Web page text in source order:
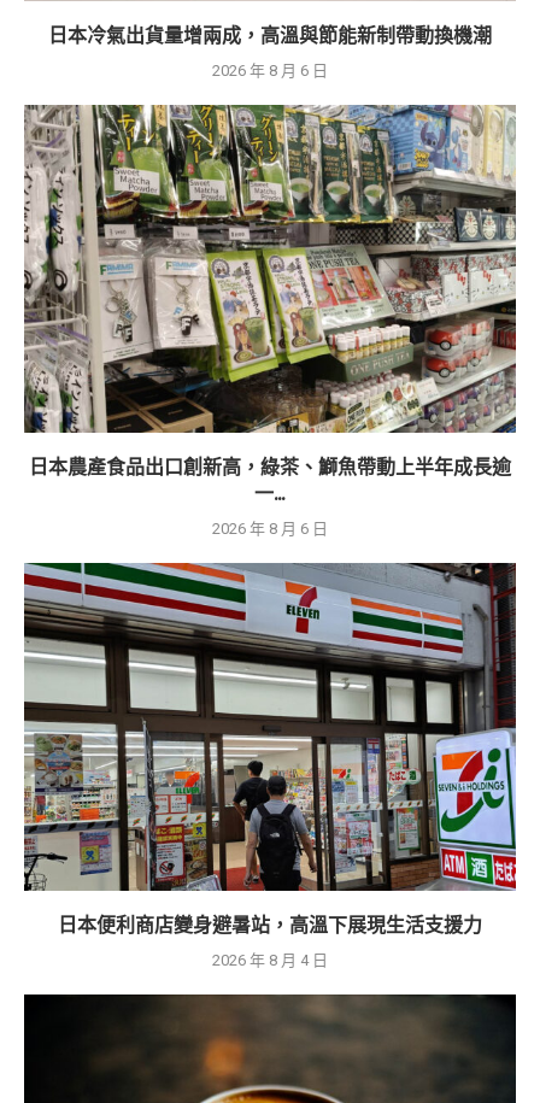
日本冷氣出貨量增兩成，高溫與節能新制帶動換機潮
2026 年 8 月 6 日
日本農產食品出口創新高，綠茶、鰤魚帶動上半年成長逾
一...
2026 年 8 月 6 日
日本便利商店變身避暑站，高溫下展現生活支援力
2026 年 8 月 4 日